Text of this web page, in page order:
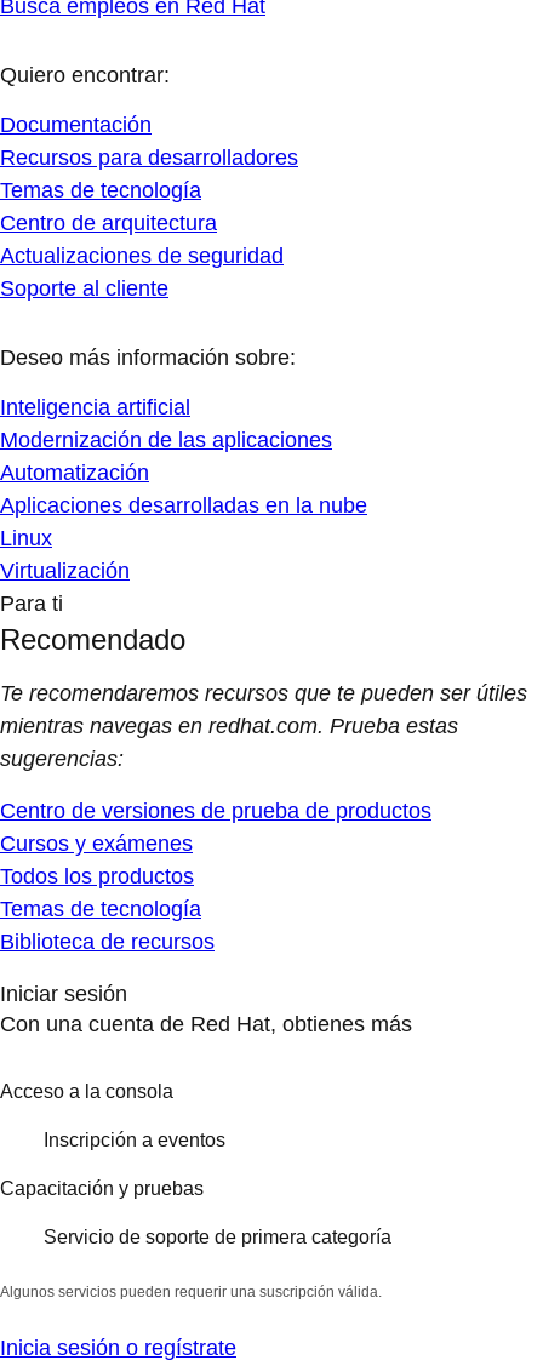
Busca empleos en Red Hat
Quiero encontrar:
Documentación
Recursos para desarrolladores
Temas de tecnología
Centro de arquitectura
Actualizaciones de seguridad
Soporte al cliente
Deseo más información sobre:
Inteligencia artificial
Modernización de las aplicaciones
Automatización
Aplicaciones desarrolladas en la nube
Linux
Virtualización
Para ti
Recomendado
Te recomendaremos recursos que te pueden ser útiles
mientras navegas en redhat.com. Prueba estas
sugerencias:
Centro de versiones de prueba de productos
Cursos y exámenes
Todos los productos
Temas de tecnología
Biblioteca de recursos
Iniciar sesión
Con una cuenta de Red Hat, obtienes más
Acceso a la consola
Inscripción a eventos
Capacitación y pruebas
Servicio de soporte de primera categoría
Algunos servicios pueden requerir una suscripción válida.
Inicia sesión o regístrate